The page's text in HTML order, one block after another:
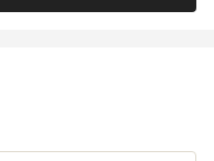
5 Sternen